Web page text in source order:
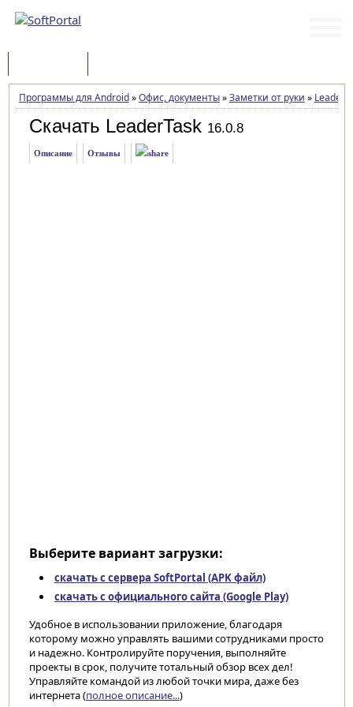
Программы для Android»Офис, документы»Заметки от руки »
Скачать LeaderTask 16.0.8
Описание Отзывы
Выберите вариант загрузки:
скачать с сервера SoftPortal (APK файл)
скачать с официального сайта (Google Play)
Удобное в использовании приложение, благодаря
которому можно управлять вашими сотрудниками просто
и надежно. Контролируйте поручения, выполняйте
проекты в срок, получите тотальный обзор всех дел!
Управляйте командой из любой точки мира, даже без
интернета (полное описание...)